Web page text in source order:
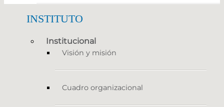
INSTITUTO
Institucional
Visión y misión
Cuadro organizacional